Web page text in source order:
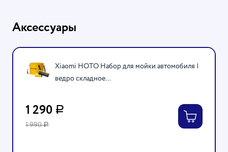
Аксессуары
Xiaomi HOTO Набор для мойки автомобиля |
ведро складное...
1 290 Р
1 990Р